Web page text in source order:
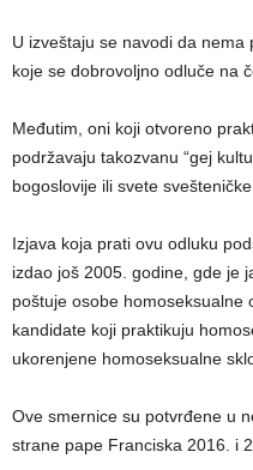
U izveštaju se navodi da
koje se dobrovoljno odluče na
Međutim, oni koji otvoreno
podržavaju takozvanu “gej
bogoslovije ili svete
Izjava koja prati ovu odluku
izdao još 2005. godine, gde je
poštuje osobe homoseksualne
kandidate koji praktikuju
ukorenjene homoseksualne
Ove smernice su potvrđene u
strane pape Franciska 2016. i